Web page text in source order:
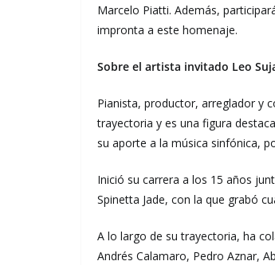
Marcelo Piatti. Además,
impronta a este homenaje.
Sobre el artista invitado Leo
Pianista, productor, arreglador y
trayectoria y es una figura
su aporte a la música sinfónica,
Inició su carrera a los 15 años
Spinetta Jade, con la que grabó
A lo largo de su trayectoria, ha
Andrés Calamaro, Pedro Aznar,